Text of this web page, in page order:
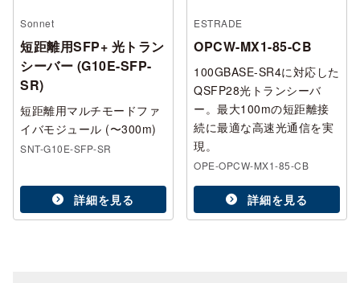
Sonnet
短距離用SFP+ 光トラン
シーバー (G10E-SFP-
SR)
短距離用マルチモードファ
イバモジュール (〜300m)
SNT-G10E-SFP-SR
詳細を見る
ESTRADE
OPCW-MX1-85-CB
100GBASE-SR4に対応した
QSFP28光トランシーバ
ー。最大100mの短距離接
続に最適な高速光通信を実
現。
OPE-OPCW-MX1-85-CB
詳細を見る